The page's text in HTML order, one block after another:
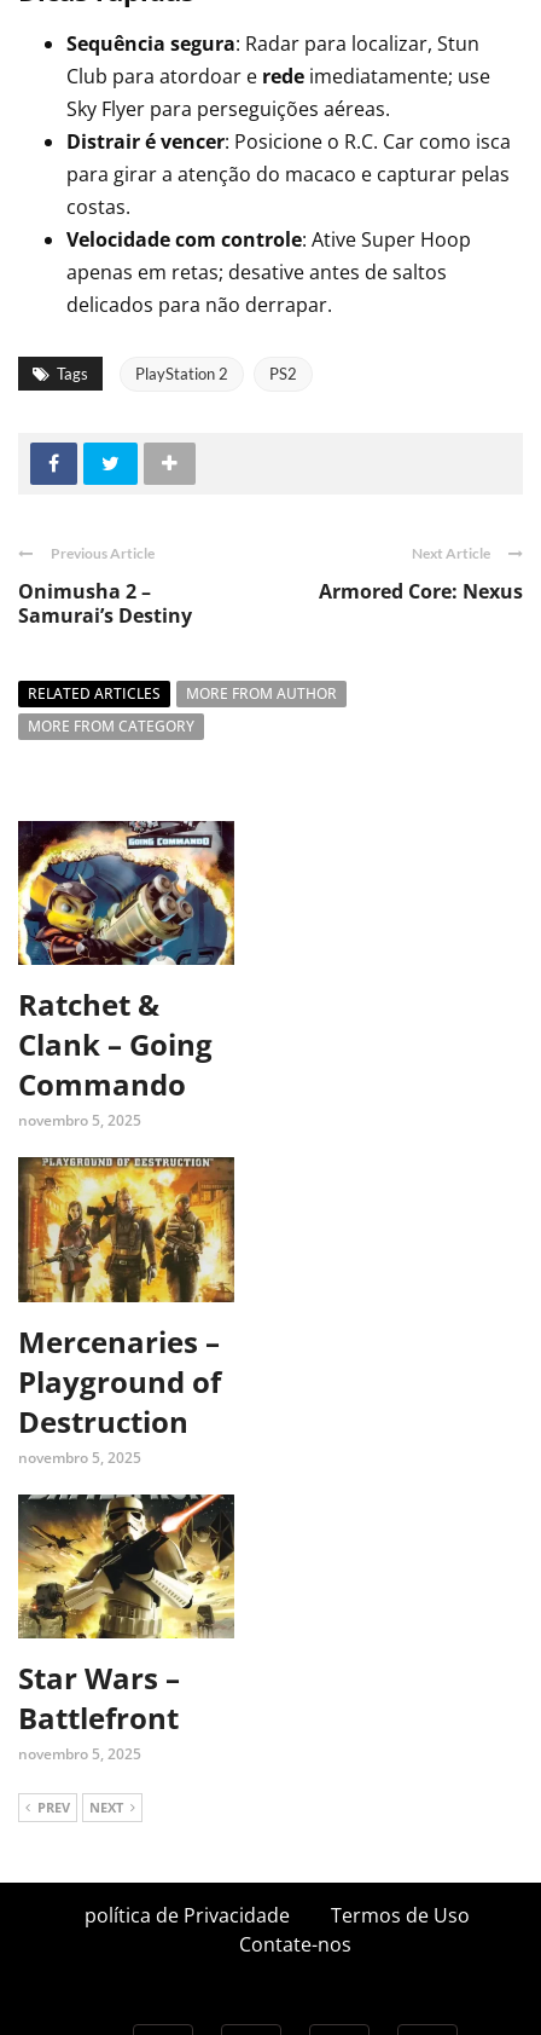
Sequência segura: Radar para localizar, Stun
Club para atordoar e rede imediatamente; use
Sky Flyer para perseguições aéreas.
Distrair é vencer: Posicione o R.C. Car como isca
para girar a atenção do macaco e capturar pelas
costas.
Velocidade com controle: Ative Super Hoop
apenas em retas; desative antes de saltos
delicados para não derrapar.
Tags PlayStation 2 PS2
Previous Article
Onimusha 2 –
Samurai’s Destiny
Next Article
Armored Core: Nexus
RELATED ARTICLES
MORE FROM AUTHOR
MORE FROM CATEGORY
Ratchet &
Clank – Going
Commando
novembro 5, 2025
Mercenaries –
Playground of
Destruction
novembro 5, 2025
Star Wars –
Battlefront
novembro 5, 2025
PREV NEXT
política de Privacidade
Termos de Uso
Contate-nos